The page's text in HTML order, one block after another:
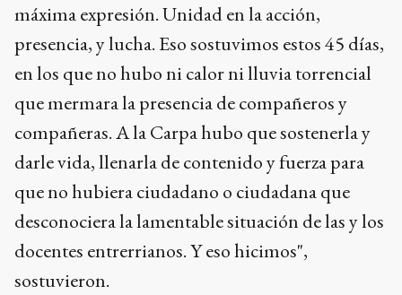
máxima expresión. Unidad en la acción,
presencia, y lucha. Eso sostuvimos estos 45 días,
en los que no hubo ni calor ni lluvia torrencial
que mermara la presencia de compañeros y
compañeras. A la Carpa hubo que sostenerla y
darle vida, llenarla de contenido y fuerza para
que no hubiera ciudadano o ciudadana que
desconociera la lamentable situación de las y los
docentes entrerrianos. Y eso hicimos",
sostuvieron.